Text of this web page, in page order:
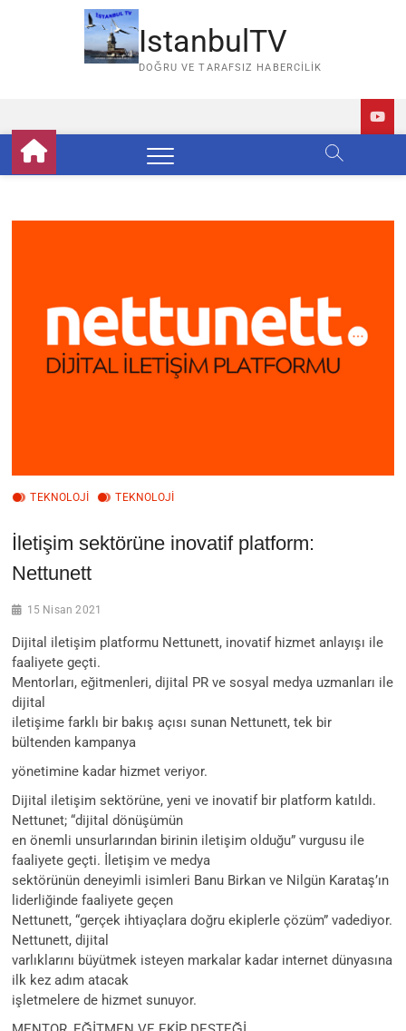
IstanbulTV
DOĞRU VE TARAFSIZ HABERCILIK
TEKNOLOJİ TEKNOLOJI
İletişim sektörüne inovatif platform:
Nettunett
15 Nisan 2021
Dijital iletişim platformu Nettunett, inovatif hizmet anlayışı ile
faaliyete geçti.
Mentorları, eğitmenleri, dijital PR ve sosyal medya uzmanları ile
dijital
iletişime farklı bir bakış açısı sunan Nettunett, tek bir
bültenden kampanya
yönetimine kadar hizmet veriyor.
Dijital iletişim sektörüne, yeni ve inovatif bir platform katıldı.
Nettunet; “dijital dönüşümün
en önemli unsurlarından birinin iletişim olduğu” vurgusu ile
faaliyete geçti. İletişim ve medya
sektörünün deneyimli isimleri Banu Birkan ve Nilgün Karataş’ın
liderliğinde faaliyete geçen
Nettunett, “gerçek ihtiyaçlara doğru ekiplerle çözüm” vadediyor.
Nettunett, dijital
varlıklarını büyütmek isteyen markalar kadar internet dünyasına
ilk kez adım atacak
işletmelere de hizmet sunuyor.